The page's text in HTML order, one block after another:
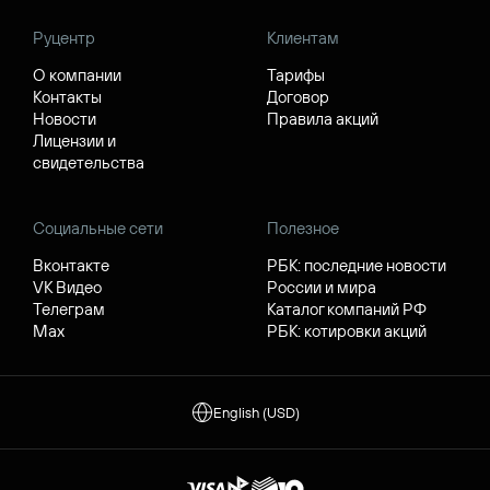
Руцентр
О компании
Контакты
Новости
Лицензии и
свидетельства
Клиентам
Тарифы
Договор
Правила акций
Социальные сети
Вконтакте
VK Видео
Телеграм
Max
Полезное
РБК: последние новости
России и мира
Каталог компаний РФ
РБК: котировки акций
English (USD)